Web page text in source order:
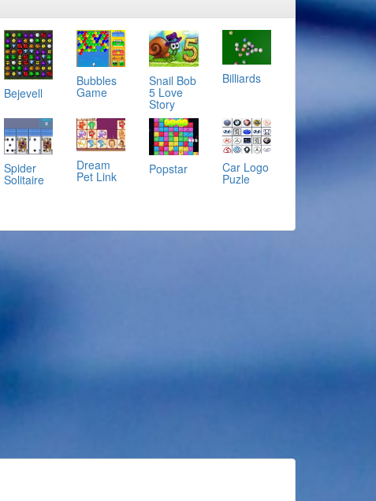
Bejevell
Bubbles
Game
Snail Bob
5 Love
Story
Billiards
Spider
Solitaire
Dream
Pet Link Popstar Car Logo
Puzle